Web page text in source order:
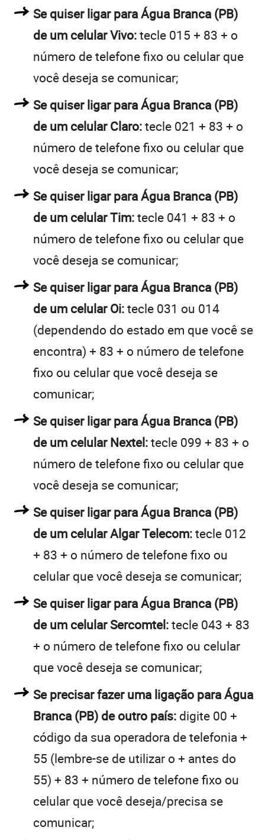
Se quiser ligar para Água Branca (PB)
de um celular Vivo:tecle 015 + 83 + o
número de telefone fixo ou celular que
você deseja se comunicar;
Se quiser ligar para Água Branca (PB)
de um celular Claro:tecle 021 + 83 + o
número de telefone fixo ou celular que
você deseja se comunicar;
Se quiser ligar para Água Branca (PB)
de um celular Tim:tecle 041 + 83 + o
número de telefone fixo ou celular que
você deseja se comunicar;
Se quiser ligar para Água Branca (PB)
de um celular Oi:tecle 031 ou 014
(dependendo do estado em que você se
encontra) + 83 + o número de telefone
fixo ou celular que você deseja se
comunicar;
Se quiser ligar para Água Branca (PB)
de um celular Nextel:tecle 099 + 83 + o
número de telefone fixo ou celular que
você deseja se comunicar;
Se quiser ligar para Água Branca (PB)
de um celular Algar Telecom:tecle 012
+ 83 + o número de telefone fixo ou
celular que você deseja se comunicar;
Se quiser ligar para Água Branca (PB)
de um celular Sercomtel:tecle 043 + 83
+ o número de telefone fixo ou celular
que você deseja se comunicar;
Se precisar fazer uma ligação para Água
Branca (PB) de outro país: digite 00 +
código da sua operadora de telefonia +
55 (lembre-se de utilizar o + antes do
55) + 83 + número de telefone fixo ou
celular que você deseja/precisa se
comunicar;